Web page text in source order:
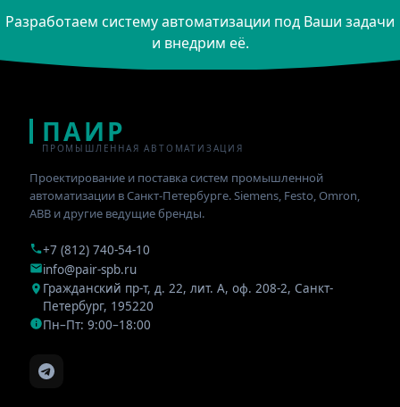
Разработаем систему автоматизации под Ваши задачи
и внедрим её.
ПАИР
ПРОМЫШЛЕННАЯ АВТОМАТИЗАЦИЯ
Проектирование и поставка систем промышленной
автоматизации в Санкт-Петербурге. Siemens, Festo, Omron,
ABB и другие ведущие бренды.
+7 (812) 740-54-10
info@pair-spb.ru
Гражданский пр-т, д. 22, лит. А, оф. 208-2, Санкт-
Петербург, 195220
Пн–Пт: 9:00–18:00